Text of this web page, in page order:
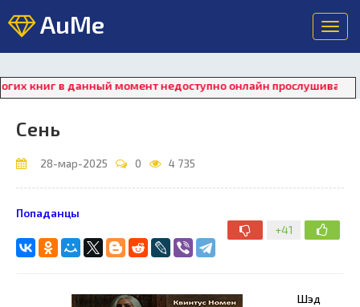
AuMe
в данный момент недоступно онлайн прослушивание.
Сень
28-мар-2025 0 4 735
+41
Попаданцы
Шэд